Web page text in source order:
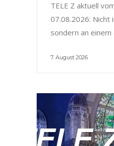
TELE Z aktuell
07.08.2026: Nicht
sondern an einem
7. August 2026